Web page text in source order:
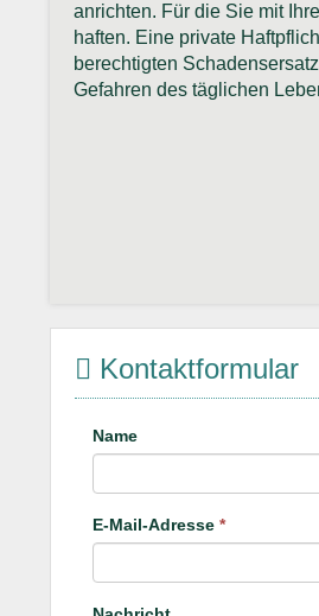
anrichten. Für die Sie mit
haften. Eine private
berechtigten
Gefahren des täglichen
Kontaktformular
Name
E-Mail-Adresse *